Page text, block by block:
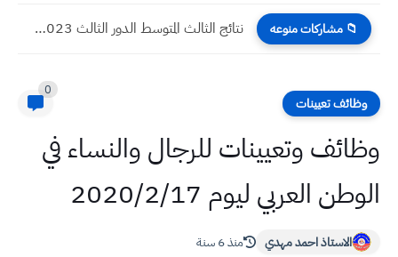
📁 مشاركات منوعه نتائج الثالث المتوسط الدور الثالث 2023 جميع المحافظات العراقية
وظائف تعيينات
0
وظائف وتعيينات للرجال والنساء في
الوطن العربي ليوم 2020/2/17
الاستاذ احمد مهدي منذ 6 سنة